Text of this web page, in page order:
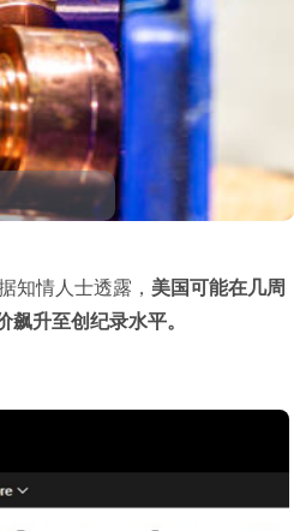
知情人士透露， 美国可能在几周
升至创纪录水平。